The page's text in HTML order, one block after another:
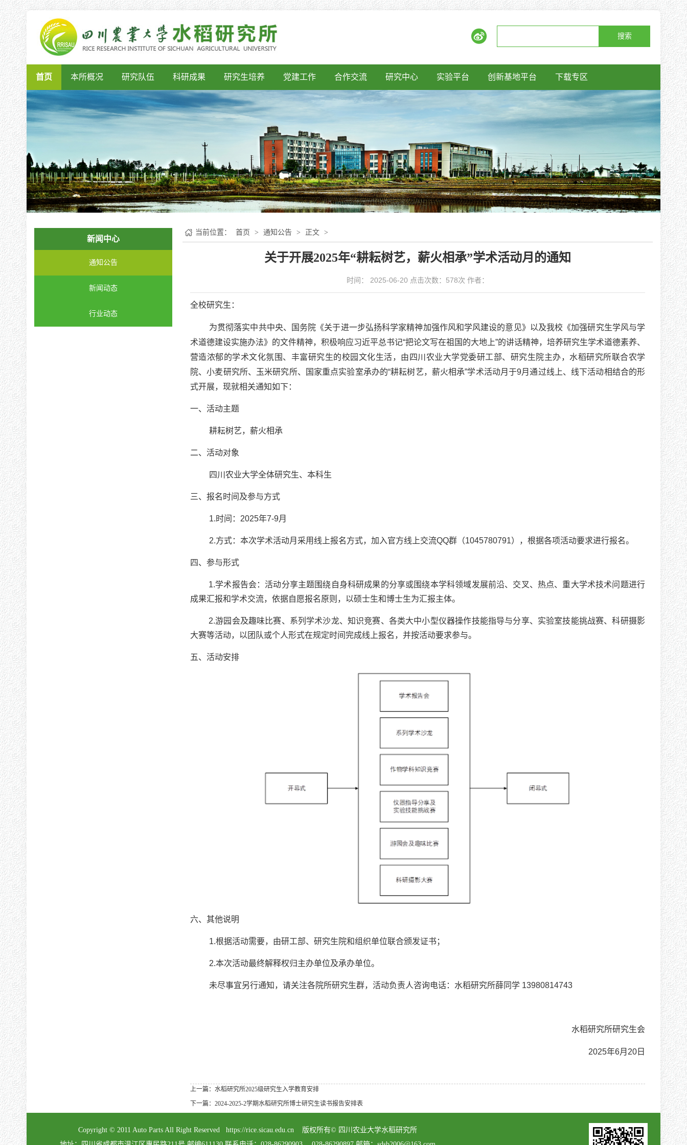
搜索
首页 本所概况 研究队伍 科研成果 研究生培养 党建工作 合作交流 研究中心 实验平台 创新基地平台 下载专区
新闻中心
通知公告
新闻动态
行业动态
当前位置： 首页 > 通知公告 > 正文 >
关于开展2025年“耕耘树艺，薪火相承”学术活动月的通知
时间： 2025-06-20 点击次数： 578次 作者：
全校研究生：
为贯彻落实中共中央、国务院《关于进一步弘扬科学家精神加强作风和学风建设的意见》以及我校《加强研究生学风与学
术道德建设实施办法》的文件精神，积极响应习近平总书记“把论文写在祖国的大地上”的讲话精神，培养研究生学术道德素养、
营造浓郁的学术文化氛围、丰富研究生的校园文化生活，由四川农业大学党委研工部、研究生院主办，水稻研究所联合农学
院、小麦研究所、玉米研究所、国家重点实验室承办的“耕耘树艺，薪火相承”学术活动月于9月通过线上、线下活动相结合的形
式开展，现就相关通知如下：
一、活动主题
耕耘树艺，薪火相承
二、活动对象
四川农业大学全体研究生、本科生
三、报名时间及参与方式
1.时间：2025年7-9月
2.方式：本次学术活动月采用线上报名方式，加入官方线上交流QQ群（1045780791），根据各项活动要求进行报名。
四、参与形式
1.学术报告会：活动分享主题围绕自身科研成果的分享或围绕本学科领域发展前沿、交叉、热点、重大学术技术问题进行
成果汇报和学术交流，依据自愿报名原则，以硕士生和博士生为汇报主体。
2.游园会及趣味比赛、系列学术沙龙、知识竞赛、各类大中小型仪器操作技能指导与分享、实验室技能挑战赛、科研摄影
大赛等活动，以团队或个人形式在规定时间完成线上报名，并按活动要求参与。
五、活动安排
六、其他说明
1.根据活动需要，由研工部、研究生院和组织单位联合颁发证书；
2.本次活动最终解释权归主办单位及承办单位。
未尽事宜另行通知，请关注各院所研究生群，活动负责人咨询电话：水稻研究所薛同学 13980814743
水稻研究所研究生会
2025年6月20日
上一篇：水稻研究所2025级研究生入学教育安排
下一篇：2024-2025-2学期水稻研究所博士研究生读书报告安排表
Copyright © 2011 Auto Parts All Right Reserved https://rice.sicau.edu.cn 版权所有© 四川农业大学水稻研究所